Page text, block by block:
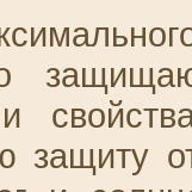
защиту